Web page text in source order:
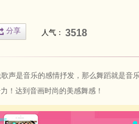
分享 人气： 3518
声是音乐的感情抒发，那么舞蹈就是音
！达到音画时尚的美感舞感！